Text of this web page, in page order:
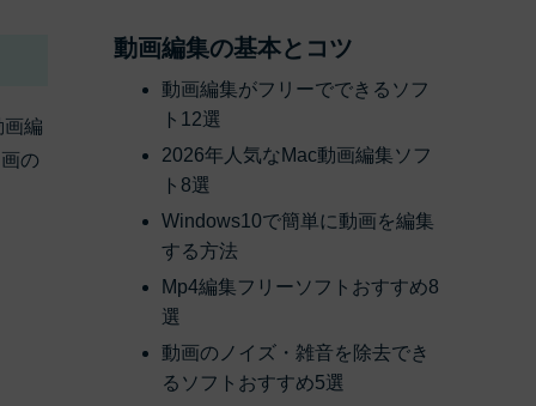
編
の
動画編集の基本とコツ
動画編集がフリーでできるソフ
ト12選
2026年人気なMac動画編集ソフ
ト8選
Windows10で簡単に動画を編集
する方法
Mp4編集フリーソフトおすすめ8
選
動画のノイズ・雑音を除去でき
るソフトおすすめ5選